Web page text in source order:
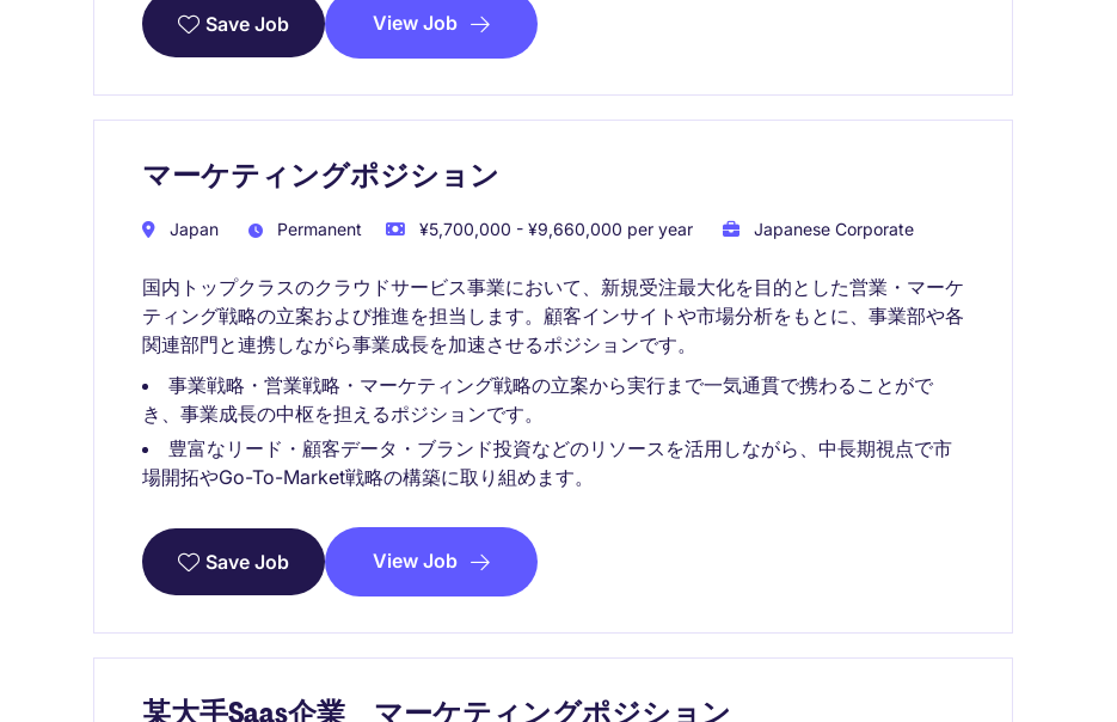
Save Job View Job
マーケティングポジション
Japan Permanent ¥5,700,000 - ¥9,660,000 per year Japanese Corporate
国内トップクラスのクラウドサービス事業において、新規受注最大化を目的とした営業・マーケ
ティング戦略の立案および推進を担当します。顧客インサイトや市場分析をもとに、事業部や各
関連部門と連携しながら事業成長を加速させるポジションです。
事業戦略・営業戦略・マーケティング戦略の立案から実行まで一気通貫で携わることがで
き、事業成長の中枢を担えるポジションです。
豊富なリード・顧客データ・ブランド投資などのリソースを活用しながら、中長期視点で市
場開拓やGo-To-Market戦略の構築に取り組めます。
Save Job View Job
某大手Saas企業 マーケティングポジション